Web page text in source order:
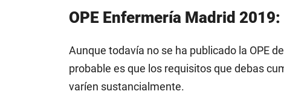
OPE Enfermería Madrid
Aunque todavía no se ha publicado la OPE
probable es que los requisitos que debas
varíen sustancialmente.